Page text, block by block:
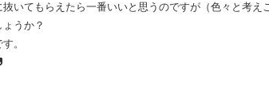
いてもらえたら一番いいと思うのですが（色々と考
うか？
。